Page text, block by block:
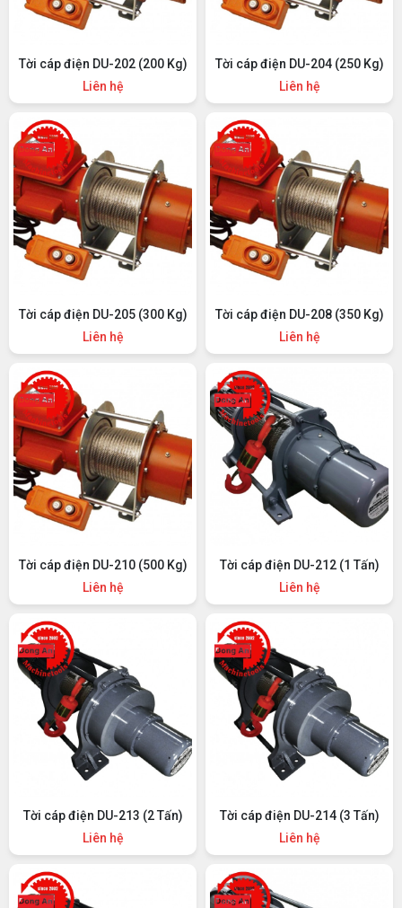
Tời cáp điện DU-202 (200 Kg)
Liên hệ
Tời cáp điện DU-204 (250 Kg)
Liên hệ
Tời cáp điện DU-205 (300 Kg)
Liên hệ
Tời cáp điện DU-208 (350 Kg)
Liên hệ
Tời cáp điện DU-210 (500 Kg)
Liên hệ
Tời cáp điện DU-212 (1 Tấn)
Liên hệ
Tời cáp điện DU-213 (2 Tấn)
Liên hệ
Tời cáp điện DU-214 (3 Tấn)
Liên hệ